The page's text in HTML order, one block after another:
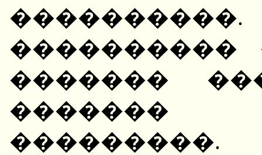
����������
�������
�������